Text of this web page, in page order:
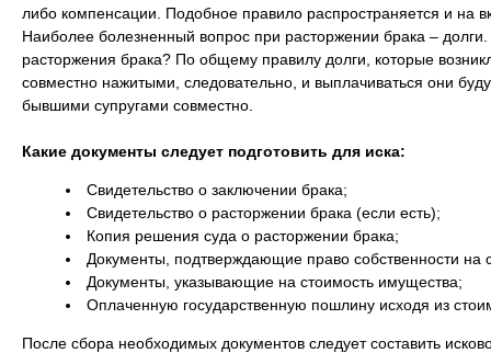
либо компенсации. Подобное правило распространяется и на
Наиболее болезненный вопрос при расторжении брака –
расторжения брака? По общему правилу долги, которые
совместно нажитыми, следовательно, и выплачиваться они
бывшими супругами совместно.
Какие документы следует подготовить для иска:
Свидетельство о заключении брака;
Свидетельство о расторжении брака (если есть);
Копия решения суда о расторжении брака;
Документы, подтверждающие право собственности на
Документы, указывающие на стоимость имущества;
Оплаченную государственную пошлину исходя из
После сбора необходимых документов следует составить